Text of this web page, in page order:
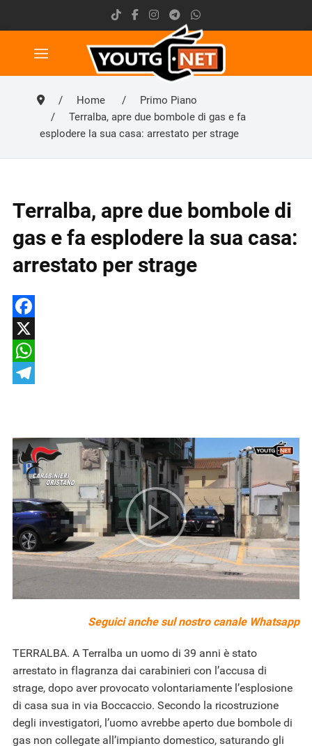
Home
Primo Piano
Terralba, apre due bombole di gas e fa
esplodere la sua casa: arrestato per strage
Terralba, apre due bombole di
gas e fa esplodere la sua casa:
arrestato per strage
Facebook
X
WhatsApp
Seguici anche sul nostro canale Whatsapp
TERRALBA. A Terralba un uomo di 39 anni è stato
arrestato in flagranza dai carabinieri con l’accusa di
strage, dopo aver provocato volontariamente l’esplosione
di casa sua in via Boccaccio. Secondo la ricostruzione
degli investigatori, l’uomo avrebbe aperto due bombole di
gas non collegate all’impianto domestico, saturando gli